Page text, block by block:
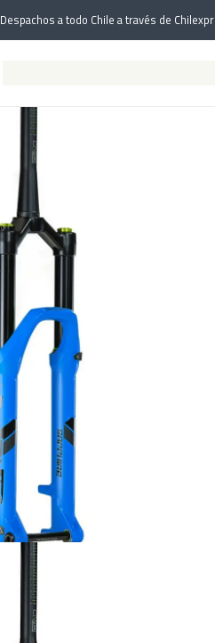
Despachos a todo Chile a través de Inicio